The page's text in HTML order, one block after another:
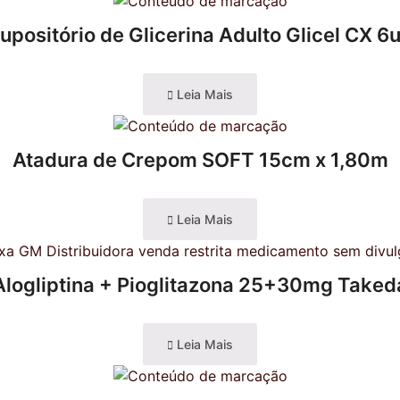
de Glicerina Adulto Glicel CX
Leia Mais
Atadura de Crepom SOFT 15cm x 1,80m
Leia Mais
+ Pioglitazona 25+30mg
Leia Mais